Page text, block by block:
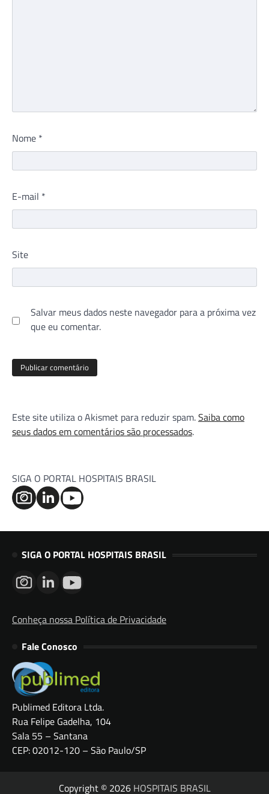
Nome *
E-mail *
Site
Salvar meus dados neste navegador para a próxima vez
que eu comentar.
Este site utiliza o Akismet para reduzir spam.Saiba como
seus dados em comentários são processados.
SIGA O PORTAL HOSPITAIS BRASIL
SIGA O PORTAL HOSPITAIS BRASIL
Conheça nossa Política de Privacidade
Fale Conosco
Publimed Editora Ltda.
Rua Felipe Gadelha, 104
Sala 55 – Santana
CEP: 02012-120 – São Paulo/SP
Copyright © 2026 HOSPITAIS BRASIL